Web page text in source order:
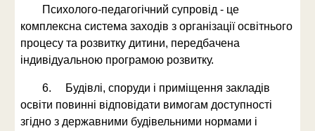
Психолого-педагогічний супровід - це
комплексна система заходів з організації освітнього
процесу та розвитку дитини, передбачена
індивідуальною програмою розвитку.
6. Будівлі, споруди і приміщення закладів
освіти повинні відповідати вимогам доступності
згідно з державними будівельними нормами і